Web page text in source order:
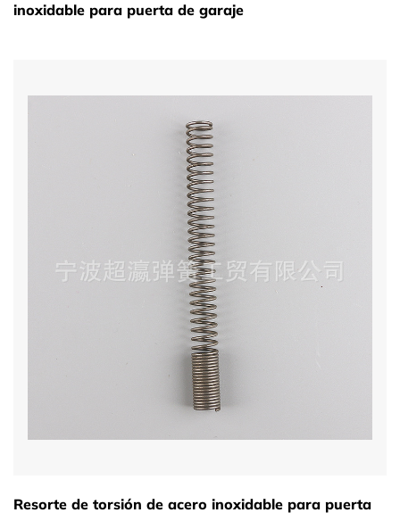
inoxidable para puerta de garaje
Resorte de torsión de acero inoxidable para puerta